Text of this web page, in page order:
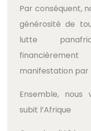
Par conséquent,
générosité de
lutte
manifestation
Ensemble, nous
subit l’Afrique